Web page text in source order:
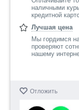
наличными
кредитной
Лучшая цена
Мы гордимся
проверяют
нашему
Отложить